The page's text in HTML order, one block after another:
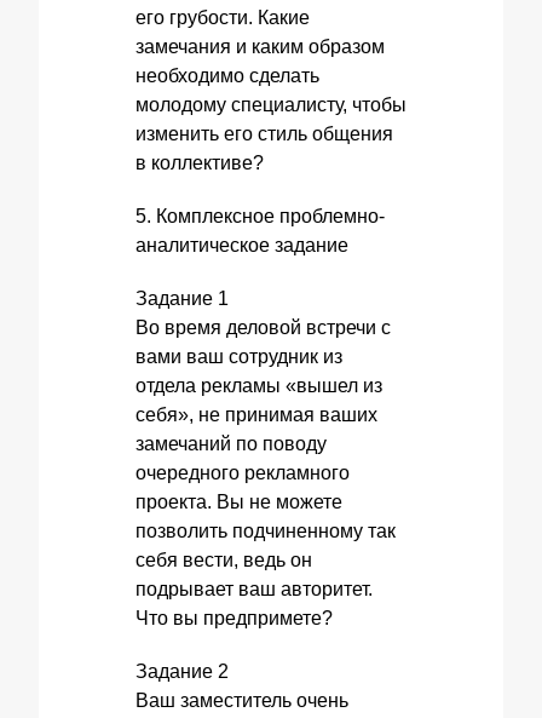
его грубости. Какие
замечания и каким образом
необходимо сделать
молодому специалисту, чтобы
изменить его стиль общения
в коллективе?
5. Комплексное проблемно-
аналитическое задание
Задание 1
Во время деловой встречи с
вами ваш сотрудник из
отдела рекламы «вышел из
себя», не принимая ваших
замечаний по поводу
очередного рекламного
проекта. Вы не можете
позволить подчиненному так
себя вести, ведь он
подрывает ваш авторитет.
Что вы предпримете?
Задание 2
Ваш заместитель очень